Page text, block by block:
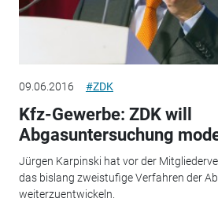
09.06.2016 #ZDK
Kfz-Gewerbe: ZDK will
Abgasuntersuchung
Jürgen Karpinski hat vor der
das bislang zweistufige Verfahren der
weiterzuentwickeln.